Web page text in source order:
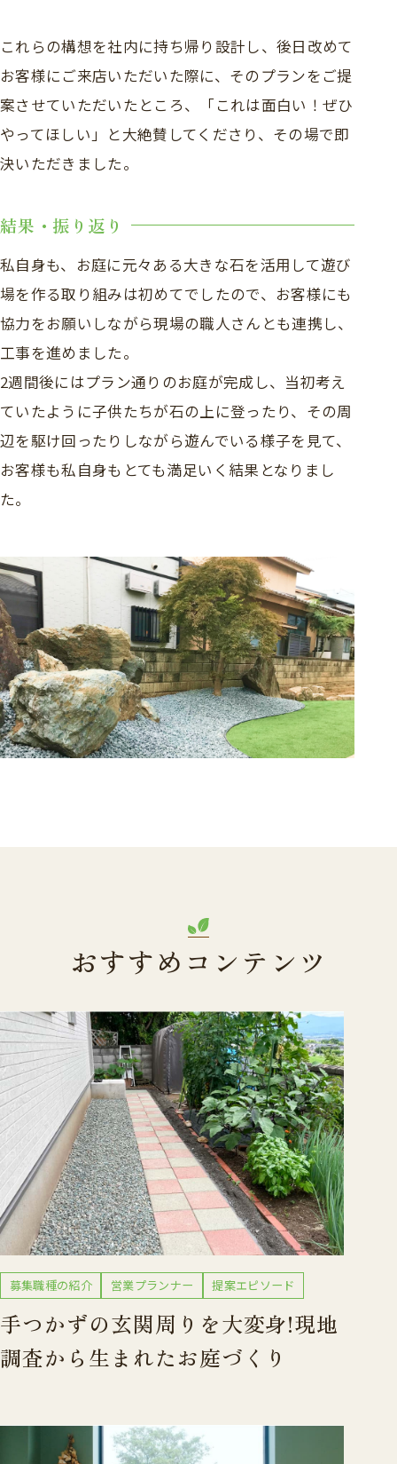
これらの構想を社内に持ち帰り設計し、後日改めて
お客様にご来店いただいた際に、そのプランをご提
案させていただいたところ、「これは面白い！ぜひ
やってほしい」と大絶賛してくださり、その場で即
決いただきました。
結果・振り返り
私自身も、お庭に元々ある大きな石を活用して遊び
場を作る取り組みは初めてでしたので、お客様にも
協力をお願いしながら現場の職人さんとも連携し、
工事を進めました。
2週間後にはプラン通りのお庭が完成し、当初考え
ていたように子供たちが石の上に登ったり、その周
辺を駆け回ったりしながら遊んでいる様子を見て、
お客様も私自身もとても満足いく結果となりまし
た。
おすすめコンテンツ
募集職種の紹介 営業プランナー 提案エピソード
手つかずの玄関周りを大変身!現地
調査から生まれたお庭づくり